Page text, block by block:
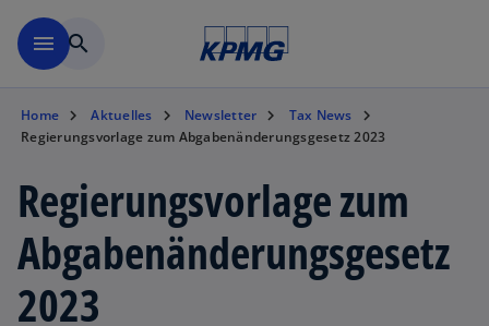
menu search
Home Aktuelles Newsletter
Tax News
Regierungsvorlage zum Abgabenänderungsgesetz 2023
Regierungsvorlage zum
Abgabenänderungsgesetz
2023